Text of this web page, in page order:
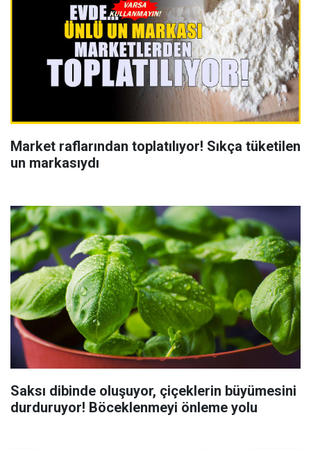
Market raflarından toplatılıyor! Sıkça tüketilen
un markasıydı
Saksı dibinde oluşuyor, çiçeklerin büyümesini
durduruyor! Böceklenmeyi önleme yolu